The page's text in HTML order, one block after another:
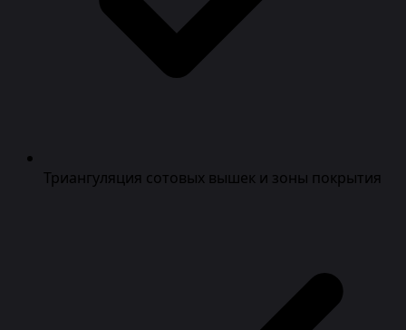
Триангуляция сотовых вышек и зоны покрытия